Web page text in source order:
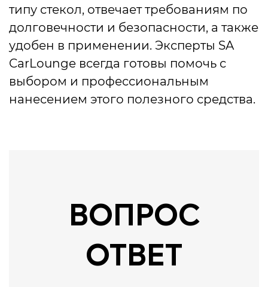
типу стекол, отвечает требованиям по
долговечности и безопасности, а также
удобен в применении. Эксперты SA
CarLounge всегда готовы помочь с
выбором и профессиональным
нанесением этого полезного средства.
ВОПРОС
ОТВЕТ